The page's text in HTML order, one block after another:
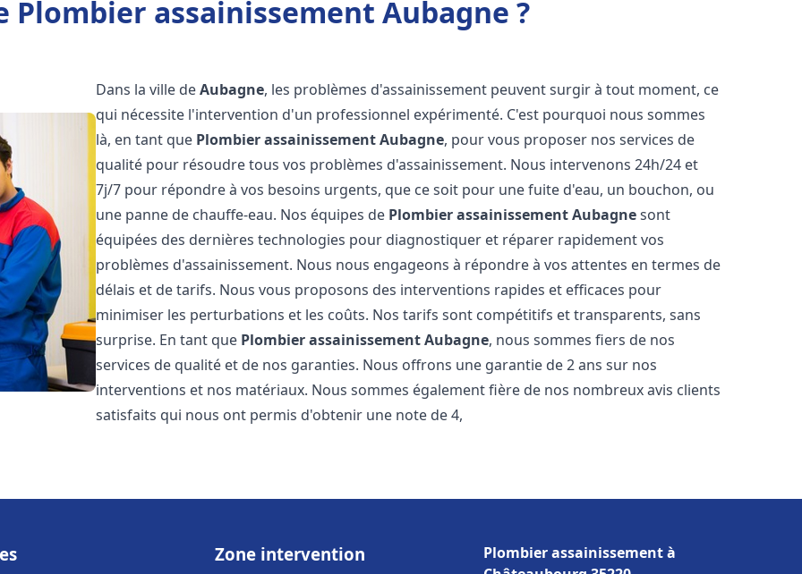
Plombier assainissement Aubagne ?
Dans la ville deAubagne, les problèmes d'assainissement peuvent surgir à tout moment, ce
qui nécessite l'intervention d'un professionnel expérimenté. C'est pourquoi nous sommes
là, en tant que Plombier assainissementAubagne, pour vous proposer nos services de
qualité pour résoudre tous vos problèmes d'assainissement. Nous intervenons 24h/24 et
7j/7 pour répondre à vos besoins urgents, que ce soit pour une fuite d'eau, un bouchon, ou
une panne de chauffe-eau. Nos équipes de Plombier assainissementAubagnesont
équipées des dernières technologies pour diagnostiquer et réparer rapidement vos
problèmes d'assainissement. Nous nous engageons à répondre à vos attentes en termes de
délais et de tarifs. Nous vous proposons des interventions rapides et efficaces pour
minimiser les perturbations et les coûts. Nos tarifs sont compétitifs et transparents, sans
surprise. En tant que Plombier assainissementAubagne, nous sommes fiers de nos
services de qualité et de nos garanties. Nous offrons une garantie de 2 ans sur nos
interventions et nos matériaux. Nous sommes également fière de nos nombreux avis clients
satisfaits qui nous ont permis d'obtenir une note de 4,
Zone intervention
Plombier assainissement à